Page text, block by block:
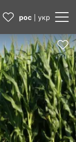
рос укр